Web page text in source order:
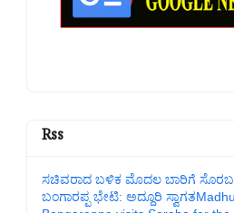
Rss
ಸಚಿವರಾದ ಬಳಿಕ ಮೊದಲ ಬಾರಿಗೆ
ಬಂಗಾರಪ್ಪ ಭೇಟಿ: ಅದ್ದೂರಿ ಸ್ವಾಗತMadhu